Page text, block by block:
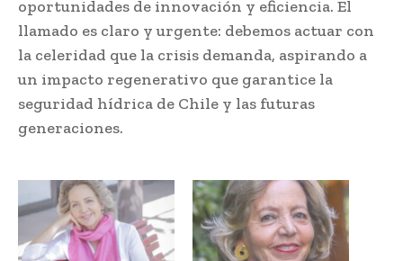
oportunidades de innovación y eficiencia. El
llamado es claro y urgente: debemos actuar con
la celeridad que la crisis demanda, aspirando a
un impacto regenerativo que garantice la
seguridad hídrica de Chile y las futuras
generaciones.